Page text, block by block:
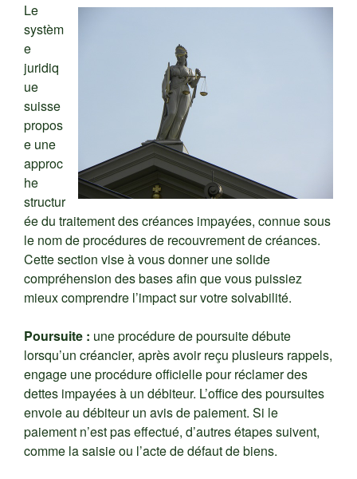
Le
systèm
e
juridiq
ue
suisse
propos
e une
approc
he
structur
ée du traitement des créances impayées, connue sous
le nom de procédures de recouvrement de créances.
Cette section vise à vous donner une solide
compréhension des bases afin que vous puissiez
mieux comprendre l’impact sur votre solvabilité.
Poursuite : une procédure de poursuite débute
lorsqu’un créancier, après avoir reçu plusieurs rappels,
engage une procédure officielle pour réclamer des
dettes impayées à un débiteur. L’office des poursuites
envoie au débiteur un avis de paiement. Si le
paiement n’est pas effectué, d’autres étapes suivent,
comme la saisie ou l’acte de défaut de biens.